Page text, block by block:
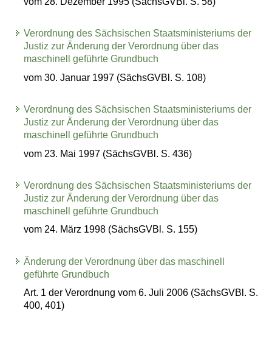
Verordnung des Sächsischen Staatsministeriums der
Justiz zur Änderung der Verordnung über das
maschinell geführte Grundbuch
vom 30. Januar 1997 (SächsGVBl. S. 108)
Verordnung des Sächsischen Staatsministeriums der
Justiz zur Änderung der Verordnung über das
maschinell geführte Grundbuch
vom 23. Mai 1997 (SächsGVBl. S. 436)
Verordnung des Sächsischen Staatsministeriums der
Justiz zur Änderung der Verordnung über das
maschinell geführte Grundbuch
vom 24. März 1998 (SächsGVBl. S. 155)
Änderung der Verordnung über das maschinell
geführte Grundbuch
Art. 1 der Verordnung vom 6. Juli 2006 (SächsGVBl. S.
400, 401)